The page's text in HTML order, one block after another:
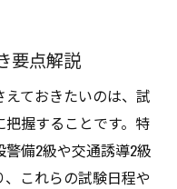
要点解説
ておきたいのは、試
握することです。特
備2級や交通誘導2級
これらの試験日程や